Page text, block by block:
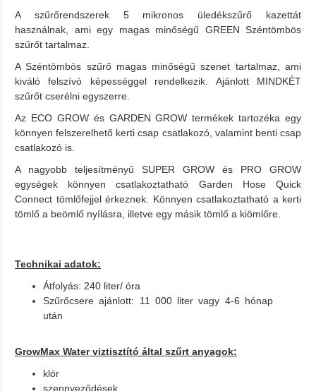
A szűrőrendszerek 5 mikronos üledékszűrő kazettát
használnak, ami egy magas minőségű GREEN Széntömbös
szűrőt tartalmaz.
A Széntömbös szűrő magas minőségű szenet tartalmaz, ami
kiváló felszívó képességgel rendelkezik. Ajánlott MINDKÉT
szűrőt cserélni egyszerre.
Az ECO GROW és GARDEN GROW termékek tartozéka egy
könnyen felszerelhető kerti csap csatlakozó, valamint benti csap
csatlakozó is.
A nagyobb teljesítményű SUPER GROW és PRO GROW
egységek könnyen csatlakoztatható Garden Hose Quick
Connect tömlőfejjel érkeznek. Könnyen csatlakoztatható a kerti
tömlő a beömlő nyílásra, illetve egy másik tömlő a kiömlőre.
Technikai adatok:
Átfolyás: 240 liter/ óra
Szűrőcsere ajánlott: 11 000 liter vagy 4-6 hónap
után
GrowMax Water viztisztító által szűrt anyagok:
klór
szennyeződések